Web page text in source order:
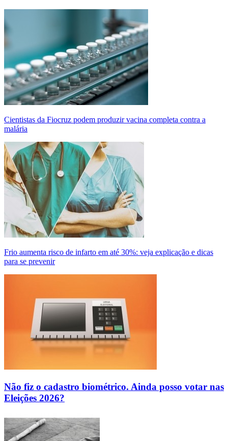
Cientistas da Fiocruz podem produzir vacina completa contra a
malária
Frio aumenta risco de infarto em até 30%: veja explicação e dicas
para se prevenir
Não fiz o cadastro biométrico. Ainda posso votar nas
Eleições 2026?